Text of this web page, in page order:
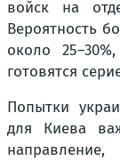
войск на
Вероятность
около
готовятся
Попытки
для Киева
направление,